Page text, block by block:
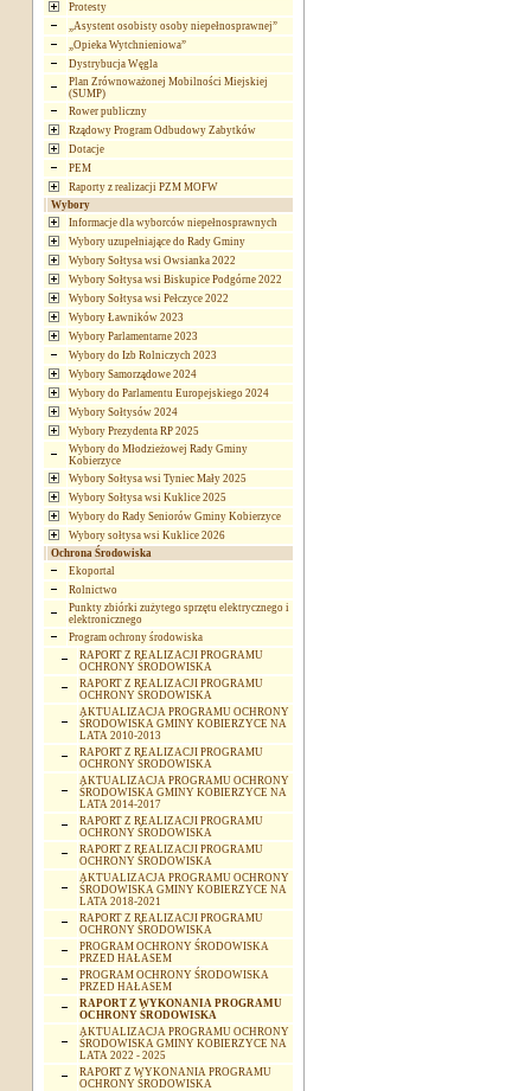
Protesty
„Asystent osobisty osoby niepełnosprawnej”
„Opieka Wytchnieniowa”
Dystrybucja Węgla
Plan Zrównoważonej Mobilności Miejskiej
(SUMP)
Rower publiczny
Rządowy Program Odbudowy Zabytków
Dotacje
PEM
Raporty z realizacji PZM MOFW
Wybory
Informacje dla wyborców niepełnosprawnych
Wybory uzupełniające do Rady Gminy
Wybory Sołtysa wsi Owsianka 2022
Wybory Sołtysa wsi Biskupice Podgórne 2022
Wybory Sołtysa wsi Pełczyce 2022
Wybory Ławników 2023
Wybory Parlamentarne 2023
Wybory do Izb Rolniczych 2023
Wybory Samorządowe 2024
Wybory do Parlamentu Europejskiego 2024
Wybory Sołtysów 2024
Wybory Prezydenta RP 2025
Wybory do Młodzieżowej Rady Gminy
Kobierzyce
Wybory Sołtysa wsi Tyniec Mały 2025
Wybory Sołtysa wsi Kuklice 2025
Wybory do Rady Seniorów Gminy Kobierzyce
Wybory sołtysa wsi Kuklice 2026
Ochrona Środowiska
Ekoportal
Rolnictwo
Punkty zbiórki zużytego sprzętu elektrycznego i
elektronicznego
Program ochrony środowiska
RAPORT Z REALIZACJI PROGRAMU
OCHRONY ŚRODOWISKA
RAPORT Z REALIZACJI PROGRAMU
OCHRONY ŚRODOWISKA
AKTUALIZACJA PROGRAMU OCHRONY
ŚRODOWISKA GMINY KOBIERZYCE NA
LATA 2010-2013
RAPORT Z REALIZACJI PROGRAMU
OCHRONY ŚRODOWISKA
AKTUALIZACJA PROGRAMU OCHRONY
ŚRODOWISKA GMINY KOBIERZYCE NA
LATA 2014-2017
RAPORT Z REALIZACJI PROGRAMU
OCHRONY ŚRODOWISKA
RAPORT Z REALIZACJI PROGRAMU
OCHRONY ŚRODOWISKA
AKTUALIZACJA PROGRAMU OCHRONY
ŚRODOWISKA GMINY KOBIERZYCE NA
LATA 2018-2021
RAPORT Z REALIZACJI PROGRAMU
OCHRONY ŚRODOWISKA
PROGRAM OCHRONY ŚRODOWISKA
PRZED HAŁASEM
PROGRAM OCHRONY ŚRODOWISKA
PRZED HAŁASEM
RAPORT Z WYKONANIA PROGRAMU
OCHRONY ŚRODOWISKA
AKTUALIZACJA PROGRAMU OCHRONY
ŚRODOWISKA GMINY KOBIERZYCE NA
LATA 2022 - 2025
RAPORT Z WYKONANIA PROGRAMU
OCHRONY ŚRODOWISKA